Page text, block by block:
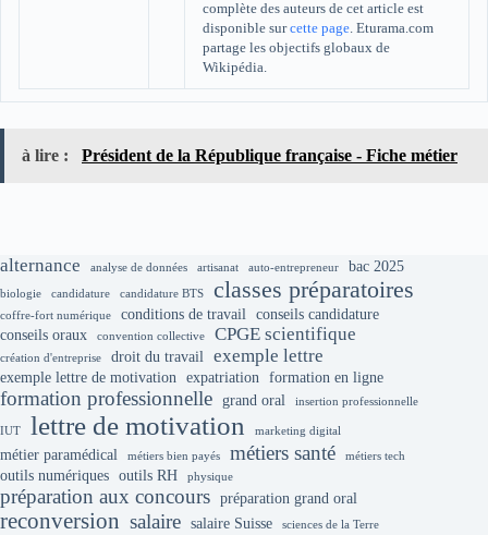
complète des auteurs de cet article est
disponible surcette page. Eturama.com
partage les objectifs globaux de
Wikipédia.
à lire : Président de la République française - Fiche métier
alternance analyse de données artisanat auto-entrepreneur bac 2025
biologie candidature candidature BTS classes préparatoires
coffre-fort numérique conditions de travail conseils candidature
conseils oraux
convention collective CPGE scientifique
création d'entreprise droit du travail exemple lettre
exemple lettre de motivation expatriation formation en ligne
formation professionnelle grand oral insertion professionnelle
IUT lettre de motivation marketing digital
métier paramédical métiers bien payés métiers santé métiers tech
outils numériques outils RH physique
préparation aux concours préparation grand oral
reconversion salaire salaire Suisse sciences de la Terre